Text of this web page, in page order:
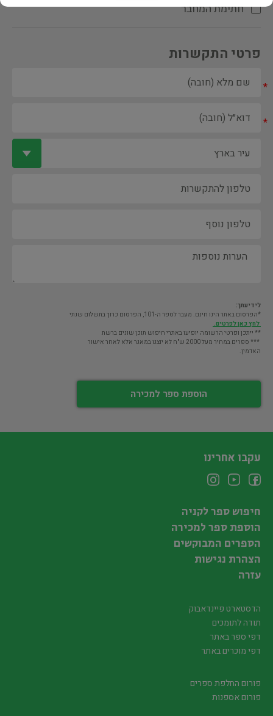
חתימת המחבר
פרטי התקשרות
*
*
לידיעתך:
*הפרסום באתר הינו חינם. מעבר לספר ה-101, הפרסום כרוך בתשלום שנתי
לחץ כאן לפרטים.
** ייתכן ופרטי הרשומה יופיעו באתרי חיפוש תוכן שונים ברשת
*** ספרים במחיר מעל 2000 ש"ח לא יוצגו במאגר אלא לאחר אישור
האדמין.
הוספת ספר למכירה
עקבו אחרינו
חיפוש ספר לקניה
הוספת ספר למכירה
הספרים המבוקשים
הצהרת נגישות
עזרה
הדסטארט פיינדאבוק
תודה לתומכים
דפי ספר באתר
דפי מוכרים באתר
פורום החלפת ספרים
פורום אספנות